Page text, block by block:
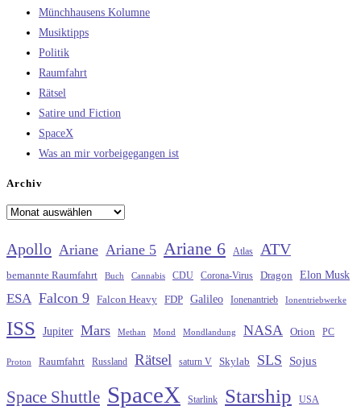
Münchhausens Kolumne
Musiktipps
Politik
Raumfahrt
Rätsel
Satire und Fiction
SpaceX
Was an mir vorbeigegangen ist
Archiv
Archiv
Apollo Ariane Ariane 5 Ariane 6 Atlas ATV
bemannte Raumfahrt Buch Cannabis CDU Corona-Virus Dragon Elon Musk
ESA Falcon 9 Falcon Heavy FDP Galileo Ionenantrieb Ionentriebwerke
ISS Jupiter Mars Methan Mond Mondlandung NASA Orion PC
Proton Raumfahrt Russland Rätsel saturn V Skylab SLS Sojus
Space Shuttle SpaceX Starlink Starship USA